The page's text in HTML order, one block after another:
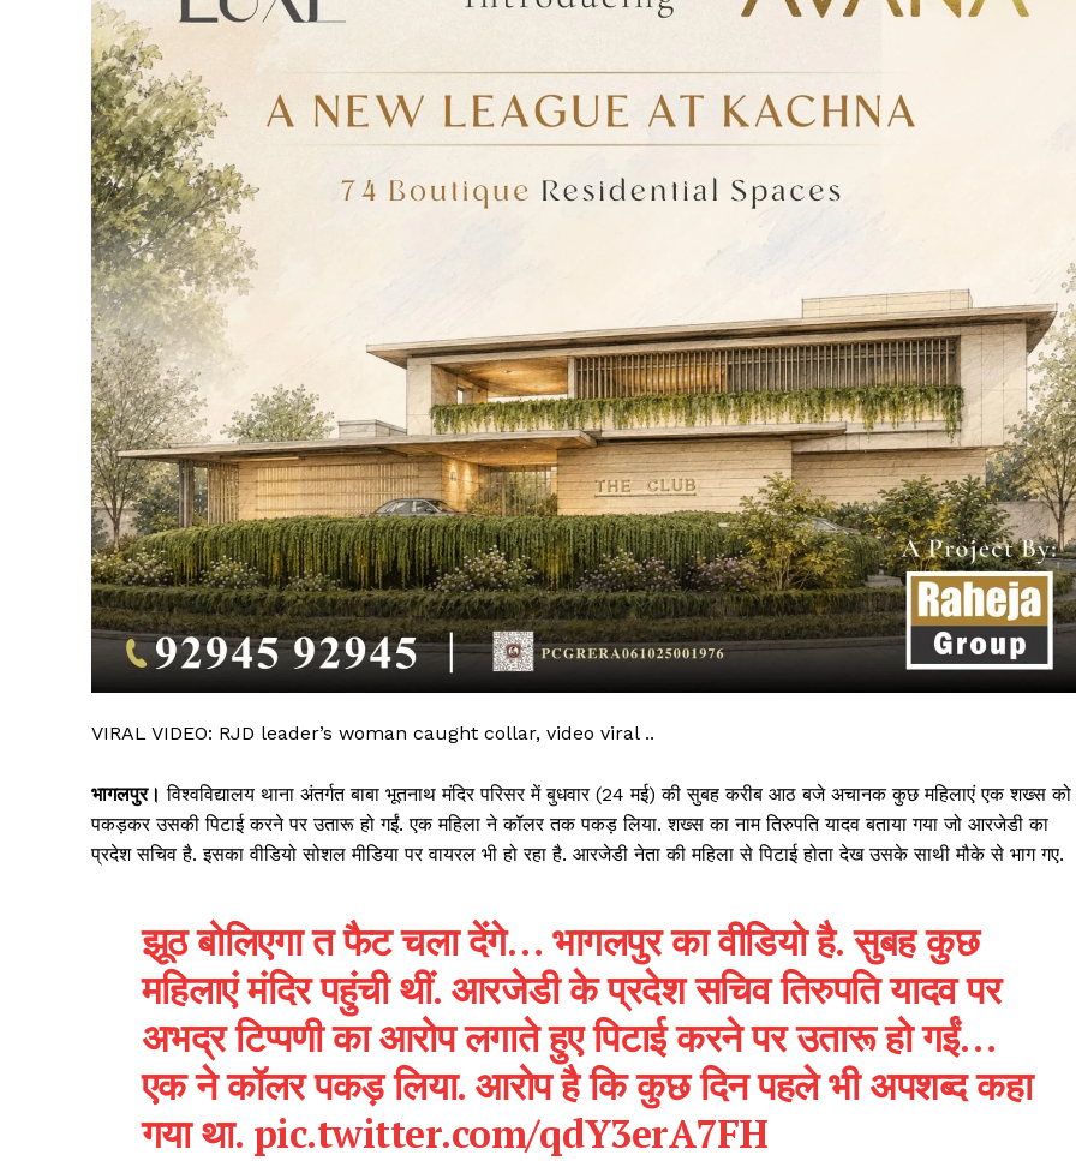
सिर्फ सच !!!
Khabarchalisa
Trending Now
देश दुनिया
VIRAL VIDEO: RJD leader’s woman caught collar, video viral ..
भागलपुर। विश्वविद्यालय थाना अंतर्गत बाबा भूतनाथ मंदिर परिसर में बुधवार (24 मई) की सुबह करीब आठ बजे अचानक कुछ महिलाएं एक शख्स को
पकड़कर उसकी पिटाई करने पर उतारू हो गईं. एक महिला ने कॉलर तक पकड़ लिया. शख्स का नाम तिरुपति यादव बताया गया जो आरजेडी का
प्रदेश सचिव है. इसका वीडियो सोशल मीडिया पर वायरल भी हो रहा है. आरजेडी नेता की महिला से पिटाई होता देख उसके साथी मौके से भाग गए.
झूठ बोलिएगा त फैट चला देंगे… भागलपुर का वीडियो है. सुबह कुछ
महिलाएं मंदिर पहुंची थीं. आरजेडी के प्रदेश सचिव तिरुपति यादव पर
अभद्र टिप्पणी का आरोप लगाते हुए पिटाई करने पर उतारू हो गईं…
एक ने कॉलर पकड़ लिया. आरोप है कि कुछ दिन पहले भी अपशब्द कहा
गया था. pic.twitter.com/qdY3erA7FH